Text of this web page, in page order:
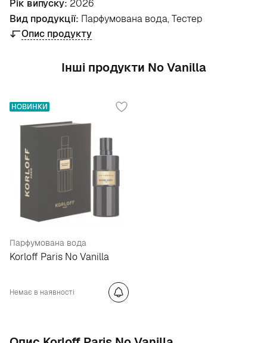
Рік випуску: 2026
Вид продукції: Парфумована вода, Тестер
Опис продукту
Інші продукти No Vanilla
Парфумована вода
Korloff Paris No Vanilla
Немає в наявності
НОВИНКИ